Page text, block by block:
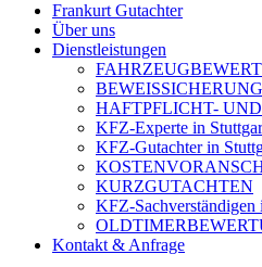
Frankurt Gutachter
Über uns
Dienstleistungen
BEWEISSICHERUNG
HAFTPFLICHT-
KFZ-Experte in
KFZ-Gutachter in
KURZGUTACHTEN
KFZ-Sachverständigen
Kontakt & Anfrage